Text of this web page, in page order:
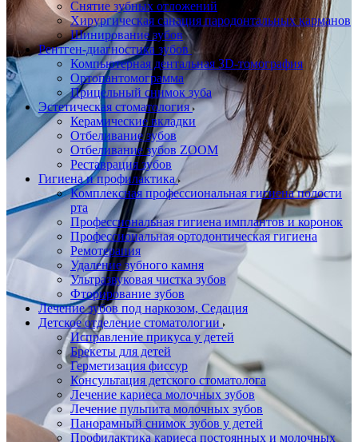
Снятие зубных отложений
Хирургическая санация пародонтальных карманов
Шинирование зубов
Рентген-диагностика зубов
Компьютерная дентальная 3D-томография
Ортопантомограмма
Прицельный снимок зуба
Эстетическая стоматология
Керамические вкладки
Отбеливание зубов
Отбеливание зубов ZOOM
Реставрация зубов
Гигиена и профилактика
Комплексная профессиональная гигиена полости
рта
Профессиональная гигиена имплантов и коронок
Профессиональная ортодонтическая гигиена
Ремотерапия
Удаление зубного камня
Ультразвуковая чистка зубов
Фторирование зубов
Лечение зубов под наркозом, Седация
Детское отделение стоматологии
Исправление прикуса у детей
Брекеты для детей
Герметизация фиссур
Консультация детского стоматолога
Лечение кариеса молочных зубов
Лечение пульпита молочных зубов
Панорамный снимок зубов у детей
Профилактика кариеса постоянных и молочных